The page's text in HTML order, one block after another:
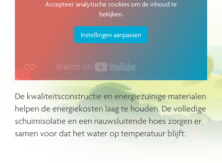
Accepteer analytische cookies om de inhoud te
bekijken.
Instellingen aanpassen
De kwaliteitsconstructie en energiezuinige materialen
helpen de energiekosten laag te houden. De volledige
schuimisolatie en een nauwsluitende hoes zorgen er
samen voor dat het water op temperatuur blijft.